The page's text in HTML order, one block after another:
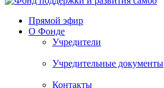
Прямой эфир
О Фонде
Учредители
Учредительные документы
Контакты